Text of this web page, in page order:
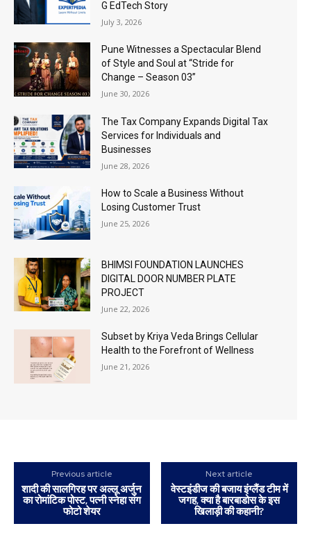
G EdTech Story
July 3, 2026
Pune Witnesses a Spectacular Blend
of Style and Soul at “Stride for
Change – Season 03”
June 30, 2026
The Tax Company Expands Digital Tax
Services for Individuals and
Businesses
June 28, 2026
How to Scale a Business Without
Losing Customer Trust
June 25, 2026
BHIMSI FOUNDATION LAUNCHES
DIGITAL DOOR NUMBER PLATE
PROJECT
June 22, 2026
Subset by Kriya Veda Brings Cellular
Health to the Forefront of Wellness
June 21, 2026
Previous article
शादी की सालगिरह पर अल्लू अर्जुन
का रोमांटिक पोस्ट, पत्नी स्नेहा संग
फोटो शेयर
Next article
वेस्टइंडीज की बजाय इंग्लैंड टीम में
जगह, क्या है बारबाडोस के इस
खिलाड़ी की कहानी?